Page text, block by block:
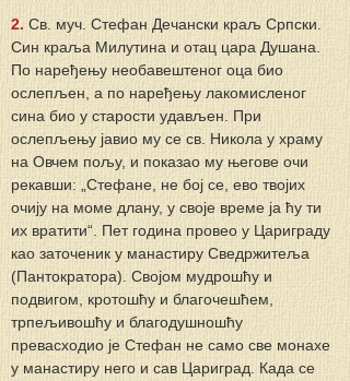
2. Св. муч. Стефан Дечански краљ Српски.
Син краља Милутина и отац цара Душана.
По наређењу необавештеног оца био
ослепљен, а по наређењу лакомисленог
сина био у старости удављен. При
ослепљењу јавио му се св. Никола у храму
на Овчем пољу, и показао му његове очи
рекавши: „Стефане, не бој се, ево твојих
очију на моме длану, у своје време ја ћу ти
их вратити“. Пет година провео у Цариграду
као заточеник у манастиру Сведржитеља
(Пантократора). Својом мудрошћу и
подвигом, кротошћу и благочешћем,
трпељивошћу и благодушношћу
превасходио је Стефан не само све монахе
у манастиру него и сав Цариград. Када се